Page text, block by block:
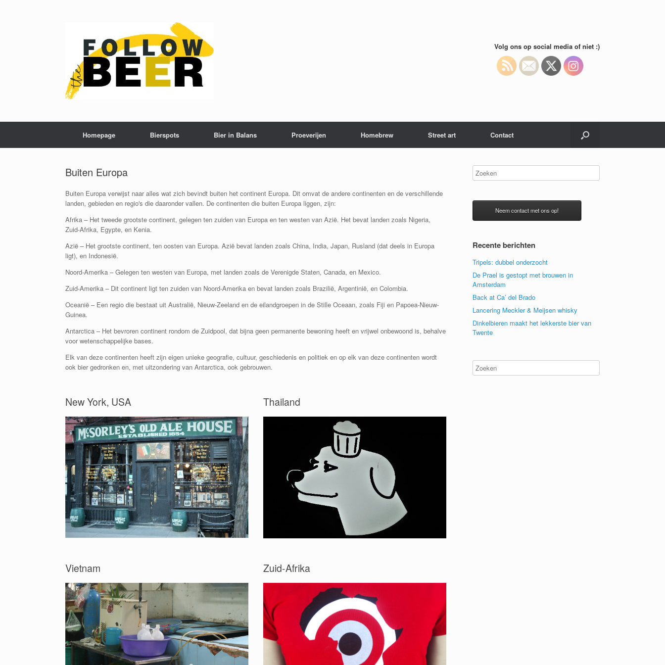
Volg ons op social media of niet :)
Homepage Bierspots Bier in Balans Proeverijen Homebrew Street art Contact
Buiten Europa
Buiten Europa verwijst naar alles wat zich bevindt buiten het continent Europa. Dit omvat de andere continenten en de verschillende
landen, gebieden en regio's die daaronder vallen. De continenten die buiten Europa liggen, zijn:
Afrika – Het tweede grootste continent, gelegen ten zuiden van Europa en ten westen van Azië. Het bevat landen zoals Nigeria,
Zuid-Afrika, Egypte, en Kenia.
Azië – Het grootste continent, ten oosten van Europa. Azië bevat landen zoals China, India, Japan, Rusland (dat deels in Europa
ligt), en Indonesië.
Noord-Amerika – Gelegen ten westen van Europa, met landen zoals de Verenigde Staten, Canada, en Mexico.
Zuid-Amerika – Dit continent ligt ten zuiden van Noord-Amerika en bevat landen zoals Brazilië, Argentinië, en Colombia.
Oceanië – Een regio die bestaat uit Australië, Nieuw-Zeeland en de eilandgroepen in de Stille Oceaan, zoals Fiji en Papoea-Nieuw-
Guinea.
Antarctica – Het bevroren continent rondom de Zuidpool, dat bijna geen permanente bewoning heeft en vrijwel onbewoond is, behalve
voor wetenschappelijke bases.
Elk van deze continenten heeft zijn eigen unieke geografie, cultuur, geschiedenis en politiek en op elk van deze continenten wordt
ook bier gedronken en, met uitzondering van Antarctica, ook gebrouwen.
New York, USA Thailand
Vietnam Zuid-Afrika
Neem contact met ons op!
Recente berichten
Tripels: dubbel onderzocht
De Prael is gestopt met brouwen in
Amsterdam
Back at Ca’ del Brado
Lancering Meckler & Meijsen whisky
Dinkelbieren maakt het lekkerste bier van
Twente